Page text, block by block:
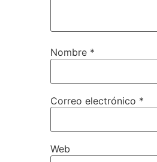
Nombre *
Correo electrónico *
Web